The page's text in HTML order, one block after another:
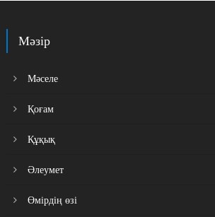
Мәзір
Мәселе
Қоғам
Құқық
Әлеумет
Өмірдің өзі